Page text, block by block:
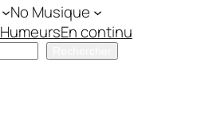
No Musique
HumeursEn continu